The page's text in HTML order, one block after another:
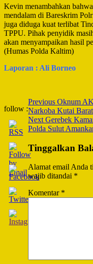
Kevin menambahkan
mendalam di Bareskrim
juga diduga kuat terlibat
TPPU. Pihak penyidik
akan menyampaikan hasil
(Humas Polda Kaltim)
Laporan : Ali Borneo
follow :
Post
Navigation
Previous Oknum
Narkoba Kutai
Next Gerebek
Polda Sulut
Tinggalkan
Alamat email Anda
wajib ditandai *
Komentar *